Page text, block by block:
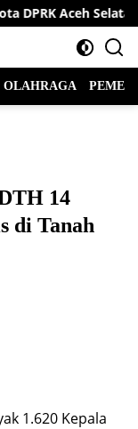
Aceh Selatan
OLAHRAGA
14
di Tanah
1.620 Kepala